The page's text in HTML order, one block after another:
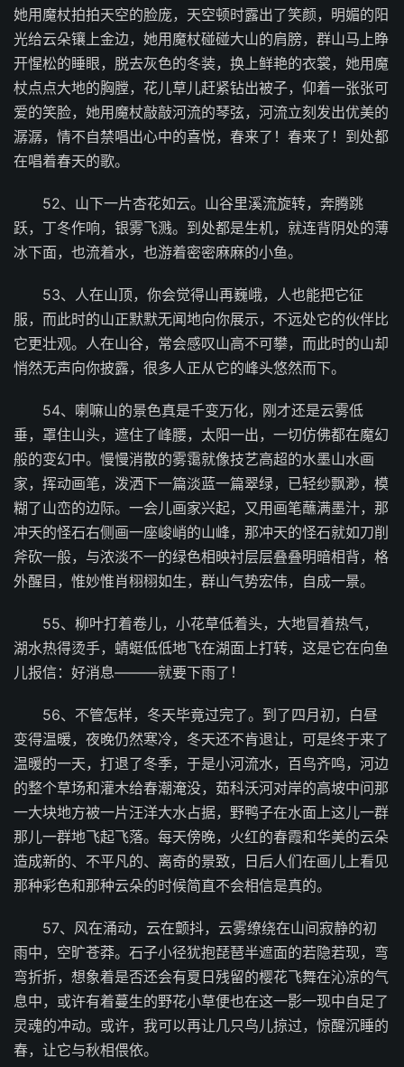
她用魔杖拍拍天空的脸庞，天空顿时露出了笑颜，明媚的阳
光给云朵镶上金边，她用魔杖碰碰大山的肩膀，群山马上睁
开惺松的睡眼，脱去灰色的冬装，换上鲜艳的衣裳，她用魔
杖点点大地的胸膛，花儿草儿赶紧钻出被子，仰着一张张可
爱的笑脸，她用魔杖敲敲河流的琴弦，河流立刻发出优美的
潺潺，情不自禁唱出心中的喜悦，春来了！春来了！到处都
在唱着春天的歌。
52、山下一片杏花如云。山谷里溪流旋转，奔腾跳
跃，丁冬作响，银雾飞溅。到处都是生机，就连背阴处的薄
冰下面，也流着水，也游着密密麻麻的小鱼。
53、人在山顶，你会觉得山再巍峨，人也能把它征
服，而此时的山正默默无闻地向你展示，不远处它的伙伴比
它更壮观。人在山谷，常会感叹山高不可攀，而此时的山却
悄然无声向你披露，很多人正从它的峰头悠然而下。
54、喇嘛山的景色真是千变万化，刚才还是云雾低
垂，罩住山头，遮住了峰腰，太阳一出，一切仿佛都在魔幻
般的变幻中。慢慢消散的雾霭就像技艺高超的水墨山水画
家，挥动画笔，泼洒下一篇淡蓝一篇翠绿，已轻纱飘渺，模
糊了山峦的边际。一会儿画家兴起，又用画笔蘸满墨汁，那
冲天的怪石右侧画一座峻峭的山峰，那冲天的怪石就如刀削
斧砍一般，与浓淡不一的绿色相映衬层层叠叠明暗相背，格
外醒目，惟妙惟肖栩栩如生，群山气势宏伟，自成一景。
55、柳叶打着卷儿，小花草低着头，大地冒着热气，
湖水热得烫手，蜻蜓低低地飞在湖面上打转，这是它在向鱼
儿报信：好消息———就要下雨了！
56、不管怎样，冬天毕竟过完了。到了四月初，白昼
变得温暖，夜晚仍然寒冷，冬天还不肯退让，可是终于来了
温暖的一天，打退了冬季，于是小河流水，百鸟齐鸣，河边
的整个草场和灌木给春潮淹没，茹科沃河对岸的高坡中问那
一大块地方被一片汪洋大水占据，野鸭子在水面上这儿一群
那儿一群地飞起飞落。每天傍晚，火红的春霞和华美的云朵
造成新的、不平凡的、离奇的景致，日后人们在画儿上看见
那种彩色和那种云朵的时候简直不会相信是真的。
57、风在涌动，云在颤抖，云雾缭绕在山间寂静的初
雨中，空旷苍莽。石子小径犹抱琵琶半遮面的若隐若现，弯
弯折折，想象着是否还会有夏日残留的樱花飞舞在沁凉的气
息中，或许有着蔓生的野花小草便也在这一影一现中自足了
灵魂的冲动。或许，我可以再让几只鸟儿掠过，惊醒沉睡的
春，让它与秋相偎依。